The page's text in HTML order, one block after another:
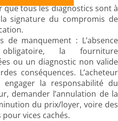
que tous les diagnostics sont à
signature du compromis de
de manquement : L’absence
la fourniture
ou un diagnostic non valide
conséquences. L’acheteur
la responsabilité du
demander l’annulation de la
du prix/loyer, voire des
vices cachés.